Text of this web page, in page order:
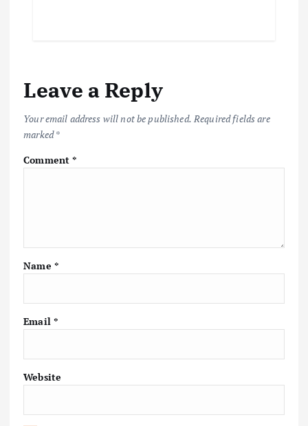
Leave a Reply
Your email address will not be published. Required fields are
marked*
Comment*
Name *
Email *
Website